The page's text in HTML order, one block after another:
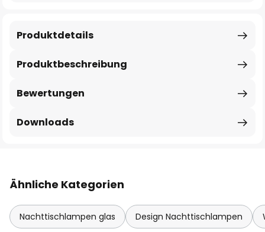
Produktbeschreibung
Produktdetails
Bewertungen
Downloads
Ähnliche Kategorien
Nachttischlampen glas Design Nachttischlampen